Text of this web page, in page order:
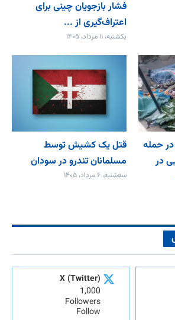
فشار بازجویان چینی برای
اعتراف‌گیری از ...
یکشنبه، ۱۱ مرداد، ۱۴۰۵
در حمله
در
قتل یک کشیش توسط
مسلمانان تندرو در سودان
سه‌شنبه، ۶ مرداد، ۱۴۰۵
X (Twitter)
1,000
Followers
Follow